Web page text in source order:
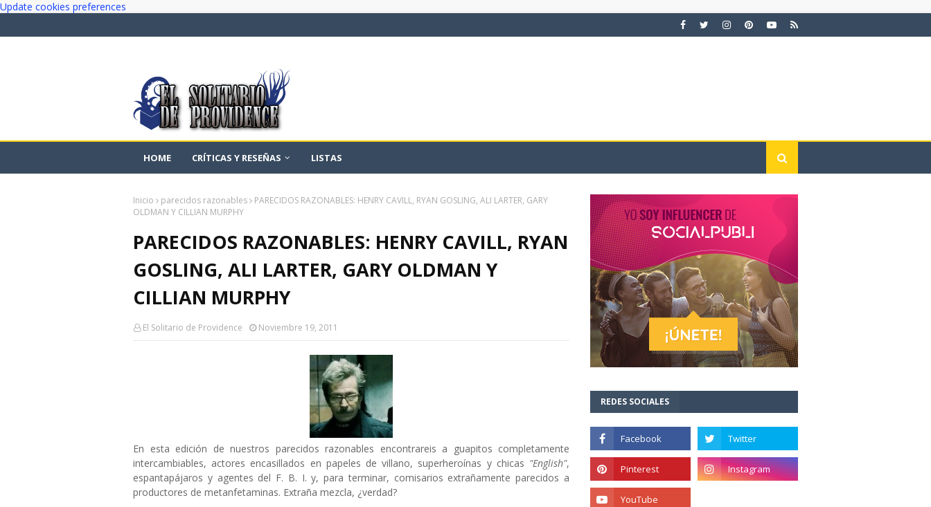
Update cookies preferences
HOME CRÍTICAS Y RESEÑAS LISTAS
Inicio parecidos razonables
PARECIDOS RAZONABLES: HENRY CAVILL, RYAN GOSLING, ALI LARTER, GARY
OLDMAN Y CILLIAN MURPHY
PARECIDOS RAZONABLES: HENRY CAVILL, RYAN
GOSLING, ALI LARTER, GARY OLDMAN Y
CILLIAN MURPHY
El Solitario de Providence Noviembre 19, 2011
En esta edición de nuestros parecidos razonables encontrareis a guapitos completamente
intercambiables, actores encasillados en papeles de villano, superheroínas y chicas "English",
espantapájaros y agentes del F. B. I. y, para terminar, comisarios extrañamente parecidos a
productores de metanfetaminas. Extraña mezcla, ¿verdad?
REDES SOCIALES